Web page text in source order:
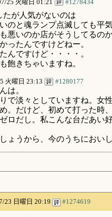
25 火曜日 01:21 #1278434
が人気がないのは
のと魂ランプ点滅しても平
悪いのか店がそうしてるの
ったんですけどねー。
んですけど・・・・。
飽きちゃいますね。
火曜日 23:13 #1280177
は。
で淡々としていますね。女
。だけど、初めて打った時
ロだし。私こんな台だあ
ょうから、今のうちにおい
23 日曜日 20:19 #1274619